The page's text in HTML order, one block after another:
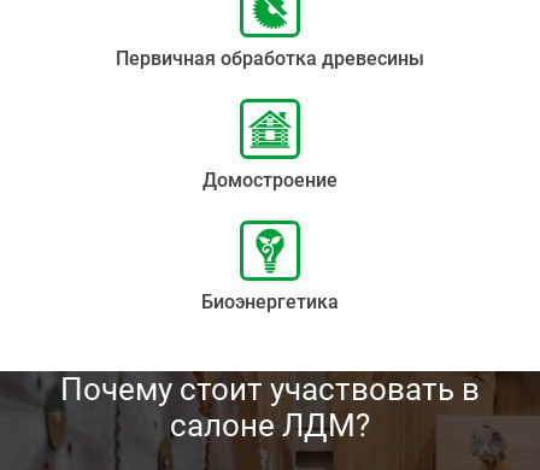
Первичная обработка древесины
Домостроение
Биоэнергетика
Почему стоит участвовать в
салоне ЛДМ?